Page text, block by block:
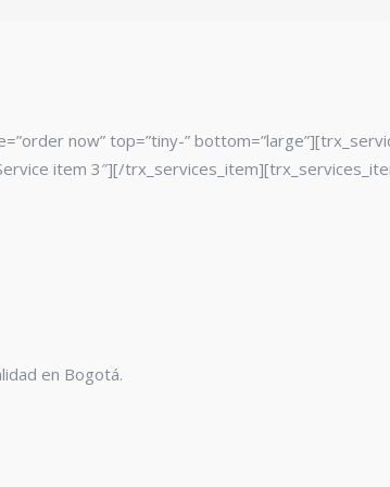
now” top=”tiny-”
item 3″][/
en Bogotá.